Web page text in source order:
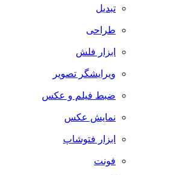
تبدیل
طراحی
ابزار فلش
ویرایشگر تصویر
ضبط فيلم و عكس
نمایش عکس
ابزار فتوشاپ
فونت